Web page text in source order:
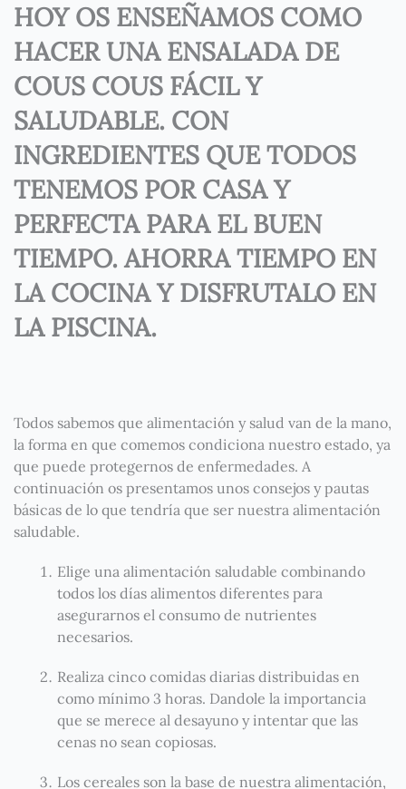
HOY OS ENSEÑAMOS COMO
HACER UNA ENSALADA DE
COUS COUS FÁCIL Y
SALUDABLE. CON
INGREDIENTES QUE TODOS
TENEMOS POR CASA Y
PERFECTA PARA EL BUEN
TIEMPO. AHORRA TIEMPO EN
LA COCINA Y DISFRUTALO EN
LA PISCINA.
Todos sabemos que alimentación y salud van de la mano,
la forma en que comemos condiciona nuestro estado, ya
que puede protegernos de enfermedades. A
continuación os presentamos unos consejos y pautas
básicas de lo que tendría que ser nuestra alimentación
saludable.
Elige una alimentación saludable combinando
todos los días alimentos diferentes para
asegurarnos el consumo de nutrientes
necesarios.
Realiza cinco comidas diarias distribuidas en
como mínimo 3 horas. Dandole la importancia
que se merece al desayuno y intentar que las
cenas no sean copiosas.
Los cereales son la base de nuestra alimentación,